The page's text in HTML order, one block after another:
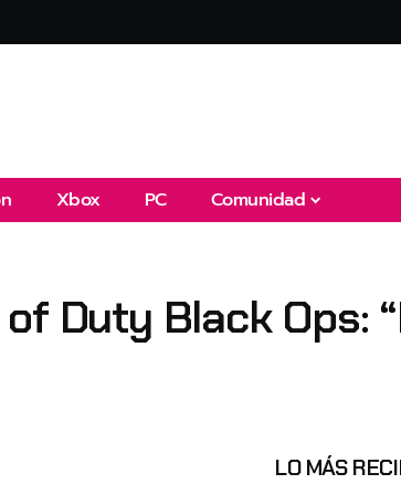
Xbox PC Comunidad
Duty Black Ops:
LO MÁS